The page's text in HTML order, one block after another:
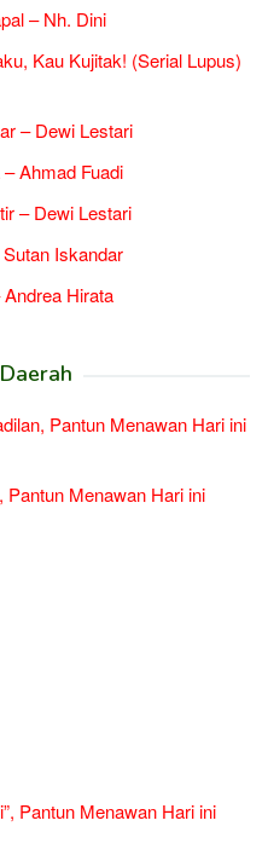
– Nh. Dini
Kau Kujitak! (Serial Lupus)
– Dewi Lestari
Ahmad Fuadi
– Dewi Lestari
Iskandar
Hirata
Pantun Menawan Hari ini
Menawan Hari ini
Pantun Menawan Hari ini